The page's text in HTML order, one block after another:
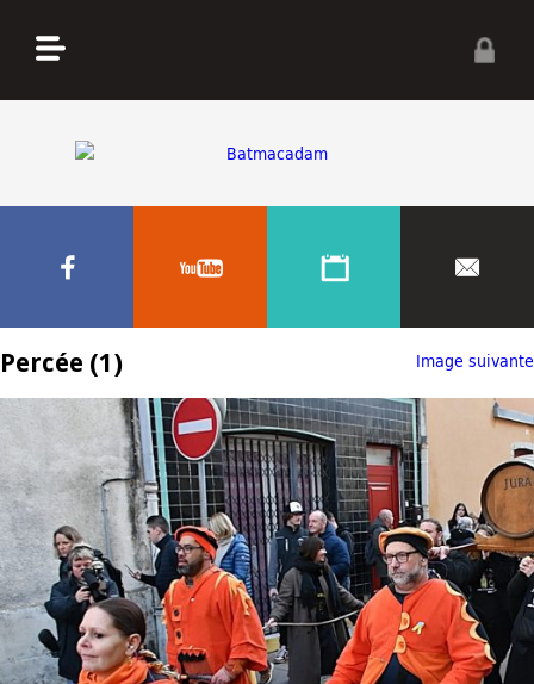
Image suivante
Percée (1)